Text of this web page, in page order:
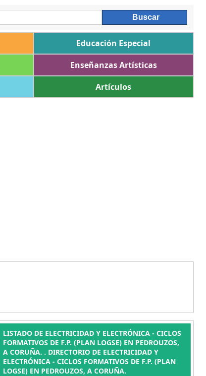
Educación Especial
Enseñanzas Artísticas
Artículos
LISTADO DE ELECTRICIDAD Y ELECTRÓNICA - CICLOS
FORMATIVOS DE F.P. (PLAN LOGSE) EN PEDROUZOS,
A CORUÑA. . DIRECTORIO DE ELECTRICIDAD Y
ELECTRÓNICA - CICLOS FORMATIVOS DE F.P. (PLAN
LOGSE) EN PEDROUZOS, A CORUÑA.